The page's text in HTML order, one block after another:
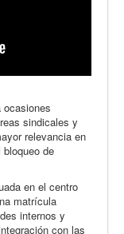
ocasiones
sindicales y
relevancia en
de
en el centro
matrícula
internos y
con las